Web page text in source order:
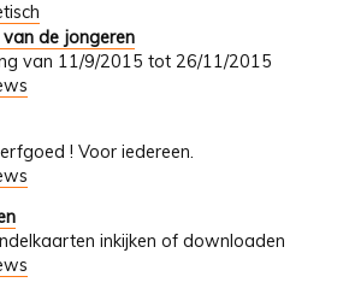
de jongeren
van 11/9/2015 tot 26/11/2015
! Voor iedereen.
inkijken of downloaden